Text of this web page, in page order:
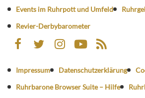
Events im Ruhrpott und Umfeld
Revier-Derbybarometer
Impressum Datenschutzerklärung
Ruhrbarone Browser Suite – Hilfe